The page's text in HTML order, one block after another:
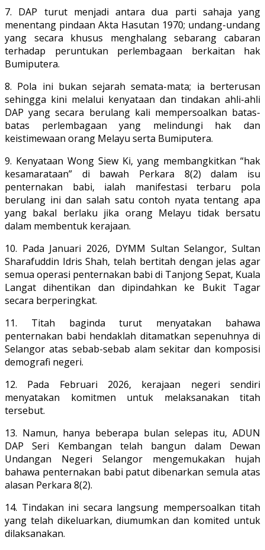
7. DAP turut menjadi antara dua parti sahaja yang
menentang pindaan Akta Hasutan 1970; undang-undang
yang secara khusus menghalang sebarang cabaran
terhadap peruntukan perlembagaan berkaitan hak
Bumiputera.
8. Pola ini bukan sejarah semata-mata; ia berterusan
sehingga kini melalui kenyataan dan tindakan ahli-ahli
DAP yang secara berulang kali mempersoalkan batas-
batas perlembagaan yang melindungi hak dan
keistimewaan orang Melayu serta Bumiputera.
9. Kenyataan Wong Siew Ki, yang membangkitkan “hak
kesamarataan” di bawah Perkara 8(2) dalam isu
penternakan babi, ialah manifestasi terbaru pola
berulang ini dan salah satu contoh nyata tentang apa
yang bakal berlaku jika orang Melayu tidak bersatu
dalam membentuk kerajaan.
10. Pada Januari 2026, DYMM Sultan Selangor, Sultan
Sharafuddin Idris Shah, telah bertitah dengan jelas agar
semua operasi penternakan babi di Tanjong Sepat, Kuala
Langat dihentikan dan dipindahkan ke Bukit Tagar
secara berperingkat.
11. Titah baginda turut menyatakan bahawa
penternakan babi hendaklah ditamatkan sepenuhnya di
Selangor atas sebab-sebab alam sekitar dan komposisi
demografi negeri.
12. Pada Februari 2026, kerajaan negeri sendiri
menyatakan komitmen untuk melaksanakan titah
tersebut.
13. Namun, hanya beberapa bulan selepas itu, ADUN
DAP Seri Kembangan telah bangun dalam Dewan
Undangan Negeri Selangor mengemukakan hujah
bahawa penternakan babi patut dibenarkan semula atas
alasan Perkara 8(2).
14. Tindakan ini secara langsung mempersoalkan titah
yang telah dikeluarkan, diumumkan dan komited untuk
dilaksanakan.